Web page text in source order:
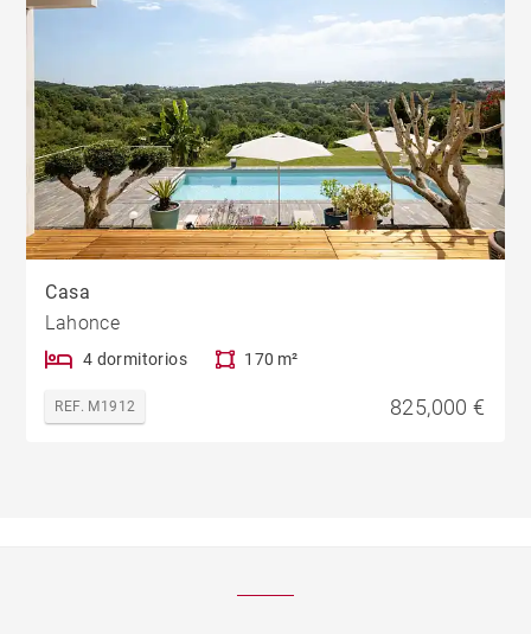
Casa
Lahonce
4 dormitorios 170 m²
REF. M1912 825,000 €